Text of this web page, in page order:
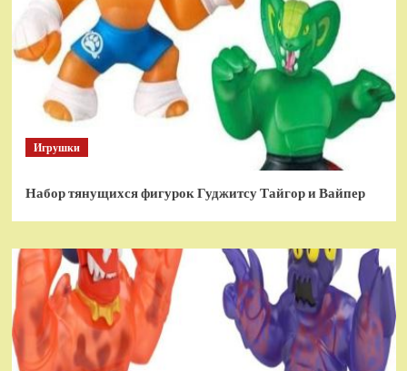
Игрушки
Набор тянущихся фигурок Гуджитсу Тайгор и Вайпер